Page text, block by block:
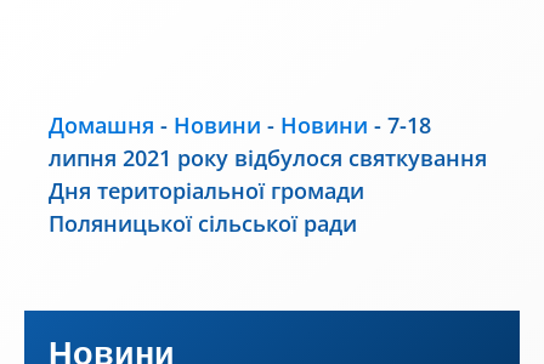
Домашня - Новини - Новини - 7-18
липня 2021 року відбулося святкування
Дня територіальної громади
Поляницької сільської ради
Новини